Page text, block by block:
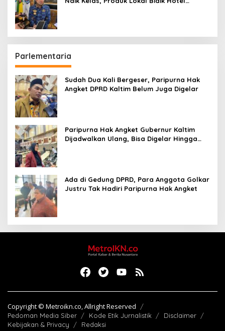
Parlementaria
Sudah Dua Kali Bergeser, Paripurna Hak
Angket DPRD Kaltim Belum Juga Digelar
Paripurna Hak Angket Gubernur Kaltim
Dijadwalkan Ulang, Bisa Digelar Hingga
Ada di Gedung DPRD, Para Anggota Golkar
Justru Tak Hadiri Paripurna Hak Angket
Copyright © Metroikn.co, Allright Reserved
Pedoman Media Siber Kode Etik Jurnalistik
Disclaimer
Kebijakan & Privacy
Redaksi